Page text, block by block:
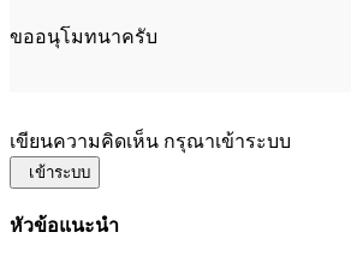
ขออนุโมทนาครับ
เขียนความคิดเห็น กรุณาเข้าระบบ
เข้าระบบ
หัวข้อแนะนำ